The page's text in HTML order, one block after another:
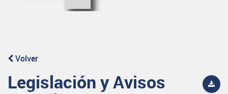
Volver
Legislación y Avisos